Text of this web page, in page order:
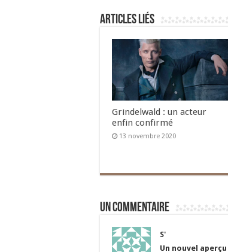
Articles liés
Grindelwald : un acteur
enfin confirmé
13 novembre 2020
Un commentaire
S'
Un nouvel